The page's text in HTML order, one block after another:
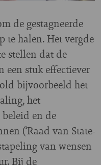
de gestagneerde
halen. Het vergde
stellen dat de
een stuk effectiever
bijvoorbeeld het
het
en de
(‘Raad van State-
van wensen
Bij de